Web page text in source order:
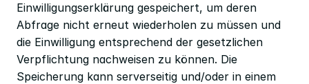
Einwilligungserklärung gespeichert, um deren
Abfrage nicht erneut wiederholen zu müssen und
die Einwilligung entsprechend der gesetzlichen
Verpflichtung nachweisen zu können. Die
Speicherung kann serverseitig und/oder in einem